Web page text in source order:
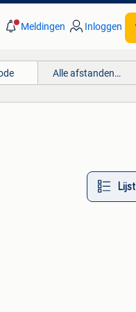
Meldingen Inloggen
Alle afstanden…
Lijst